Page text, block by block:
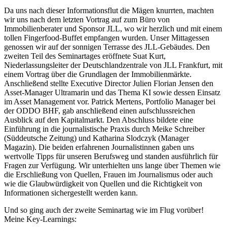
Da uns nach dieser Informationsflut die Mägen knurrten, machten
wir uns nach dem letzten Vortrag auf zum Büro von
Immobilienberater und Sponsor JLL, wo wir herzlich und mit einem
tollen Fingerfood-Buffet empfangen wurden. Unser Mittagessen
genossen wir auf der sonnigen Terrasse des JLL-Gebäudes. Den
zweiten Teil des Seminartages eröffnete Suat Kurt,
Niederlassungsleiter der Deutschlandzentrale von JLL Frankfurt, mit
einem Vortrag über die Grundlagen der Immobilienmärkte.
Anschließend stellte Executive Director Julien Florian Jensen den
Asset-Manager Ultramarin und das Thema KI sowie dessen Einsatz
im Asset Management vor. Patrick Mertens, Portfolio Manager bei
der ODDO BHF, gab anschließend einen aufschlussreichen
Ausblick auf den Kapitalmarkt. Den Abschluss bildete eine
Einführung in die journalistische Praxis durch Meike Schreiber
(Süddeutsche Zeitung) und Katharina Slodczyk (Manager
Magazin). Die beiden erfahrenen Journalistinnen gaben uns
wertvolle Tipps für unseren Berufsweg und standen ausführlich für
Fragen zur Verfügung. Wir unterhielten uns lange über Themen wie
die Erschließung von Quellen, Frauen im Journalismus oder auch
wie die Glaubwürdigkeit von Quellen und die Richtigkeit von
Informationen sichergestellt werden kann.
Und so ging auch der zweite Seminartag wie im Flug vorüber!
Meine Key-Learnings: